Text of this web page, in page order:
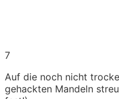
7
Auf die noch nicht
gehackten Mandeln